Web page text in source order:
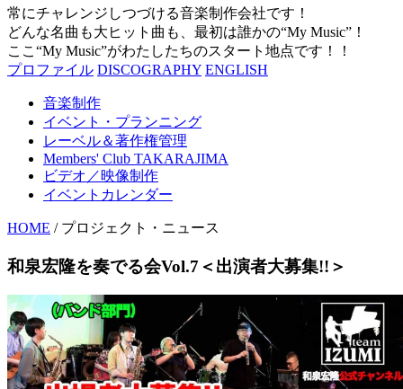
常にチャレンジしつづける音楽制作会社です！
どんな名曲も大ヒット曲も、最初は誰かの“My Music”！
ここ“My Music”がわたしたちのスタート地点です！！
プロファイル DISCOGRAPHY ENGLISH
音楽制作
イベント・プランニング
レーベル＆著作権管理
Members' Club TAKARAJIMA
ビデオ／映像制作
イベントカレンダー
HOME / プロジェクト・ニュース
和泉宏隆を奏でる会Vol.7＜出演者大募集!!＞